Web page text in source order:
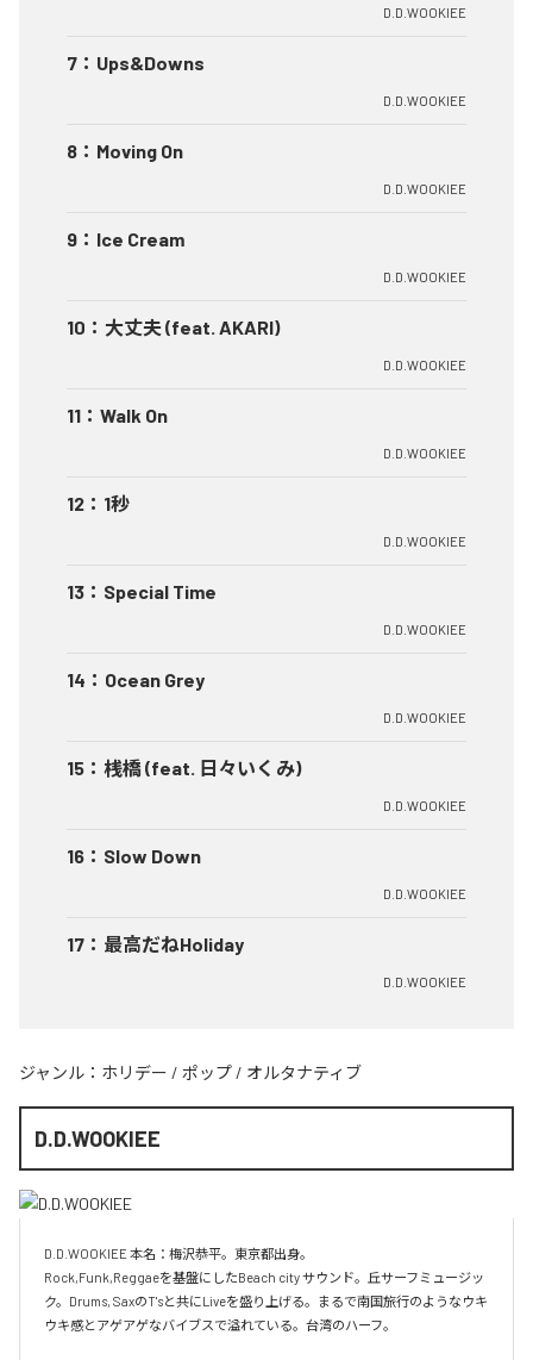
D.D.WOOKIEE
7 ： Ups&Downs
D.D.WOOKIEE
8 ： Moving On
D.D.WOOKIEE
9 ： Ice Cream
D.D.WOOKIEE
10 ： 大丈夫 (feat. AKARI)
D.D.WOOKIEE
11 ： Walk On
D.D.WOOKIEE
12 ： 1秒
D.D.WOOKIEE
13 ： Special Time
D.D.WOOKIEE
14 ： Ocean Grey
D.D.WOOKIEE
15 ： 桟橋 (feat. 日々いくみ)
D.D.WOOKIEE
16 ： Slow Down
D.D.WOOKIEE
17 ： 最高だねHoliday
D.D.WOOKIEE
ジャンル： ホリデー / ポップ / オルタナティブ
D.D.WOOKIEE
D.D.WOOKIEE 本名：梅沢恭平。東京都出身。
Rock,Funk,Reggaeを基盤にしたBeach city サウンド。丘サーフミュージッ
ク。Drums, SaxのT'sと共にLiveを盛り上げる。まるで南国旅行のようなウキ
ウキ感とアゲアゲなバイブスで溢れている。台湾のハーフ。